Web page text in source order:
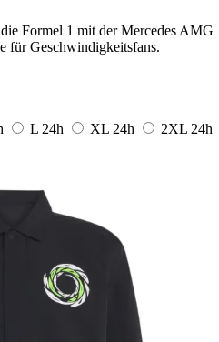
Formel 1 mit der Mercedes AMG
für Geschwindigkeitsfans.
L 24h XL 24h 2XL 24h